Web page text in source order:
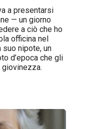
a presentarsi
— un giorno
a ciò che ho
officina nel
nipote, un
d’epoca che gli
giovinezza.